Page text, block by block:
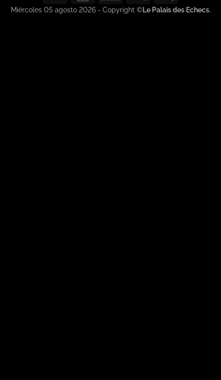
2
Pay
Pay
Miércoles 05 agosto 2026 - Copyright ©Le Palais des Echecs.